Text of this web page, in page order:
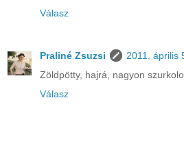
Válasz
Praliné Zsuzsi
2011. április
Zöldpötty, hajrá, nagyon
Válasz